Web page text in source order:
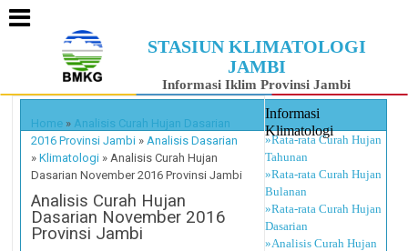
STASIUN KLIMATOLOGI
JAMBI
Informasi Iklim Provinsi Jambi
Home » Analisis Curah Hujan Dasarian
2016 Provinsi Jambi » Analisis Dasarian
»Klimatologi » Analisis Curah Hujan
Dasarian November 2016 Provinsi Jambi
Analisis Curah Hujan
Dasarian November 2016
Provinsi Jambi
Informasi
Klimatologi
»Rata-rata Curah Hujan
Tahunan
»Rata-rata Curah Hujan
Bulanan
»Rata-rata Curah Hujan
Dasarian
»Analisis Curah Hujan